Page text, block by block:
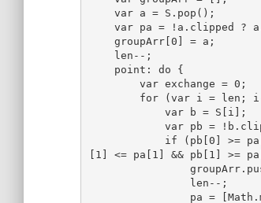
[1] <= pa[1] && pb[1] >=